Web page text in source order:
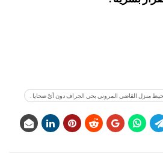
منزل القاضي المروني بحي الجراف دون أيّ ضحايا .